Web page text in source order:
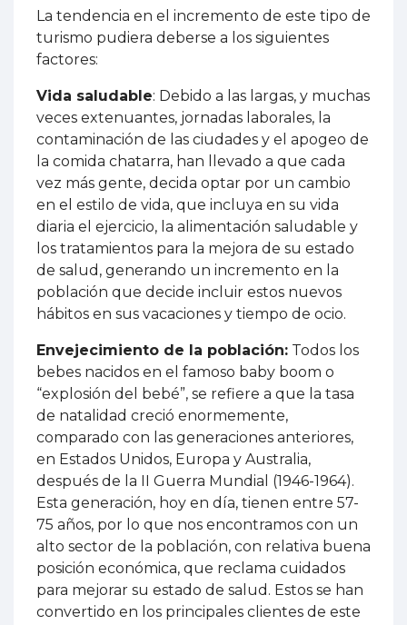
La tendencia en el incremento de este tipo de
turismo pudiera deberse a los siguientes
factores:
Vida saludable: Debido a las largas, y muchas
veces extenuantes, jornadas laborales, la
contaminación de las ciudades y el apogeo de
la comida chatarra, han llevado a que cada
vez más gente, decida optar por un cambio
en el estilo de vida, que incluya en su vida
diaria el ejercicio, la alimentación saludable y
los tratamientos para la mejora de su estado
de salud, generando un incremento en la
población que decide incluir estos nuevos
hábitos en sus vacaciones y tiempo de ocio.
Envejecimiento de la población: Todos los
bebes nacidos en el famoso baby boom o
“explosión del bebé”, se refiere a que la tasa
de natalidad creció enormemente,
comparado con las generaciones anteriores,
en Estados Unidos, Europa y Australia,
después de la II Guerra Mundial (1946-1964).
Esta generación, hoy en día, tienen entre 57-
75 años, por lo que nos encontramos con un
alto sector de la población, con relativa buena
posición económica, que reclama cuidados
para mejorar su estado de salud. Estos se han
convertido en los principales clientes de este